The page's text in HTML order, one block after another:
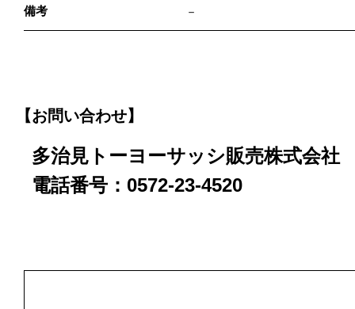
備考 －
【お問い合わせ】
多治見トーヨーサッシ販売株式会社
電話番号：0572-23-4520